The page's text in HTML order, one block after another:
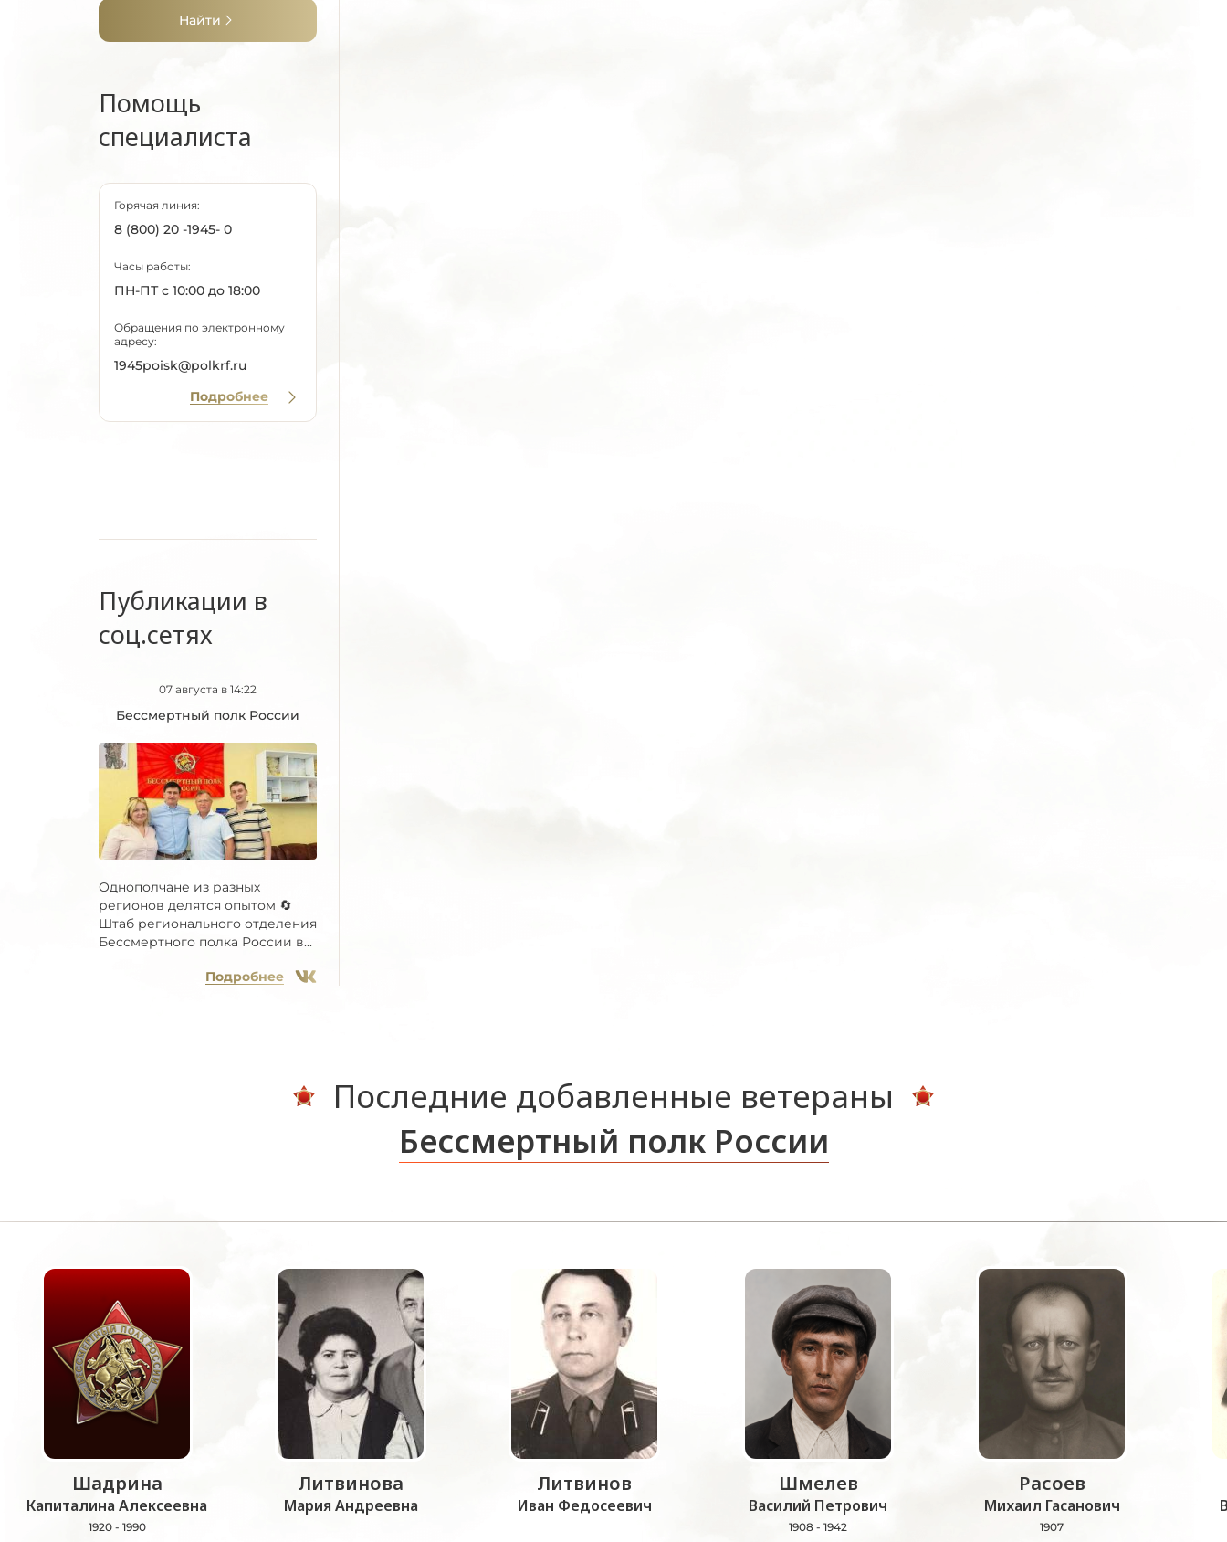
Найти
Помощь
специалиста
Горячая линия:
8 (800) 20 -1945- 0
Часы работы:
ПН-ПТ с 10:00 до 18:00
Обращения по электронному
адресу:
1945poisk@polkrf.ru
Подробнее
Публикации в
соц.сетях
07 августа в 14:22
Бессмертный полк России
Однополчане из разных
регионов делятся опытом 🔄
Штаб регионального отделения
Бессмертного полка России в...
Подробнее
Последние добавленные ветераны
Бессмертный полк России
Шадрина
Капиталина Алексеевна
1920 - 1990
Литвинова
Мария Андреевна
Литвинов
Иван Федосеевич
Шмелев
Василий Петрович
1908 - 1942
Расоев
Михаил Гасанович
1907